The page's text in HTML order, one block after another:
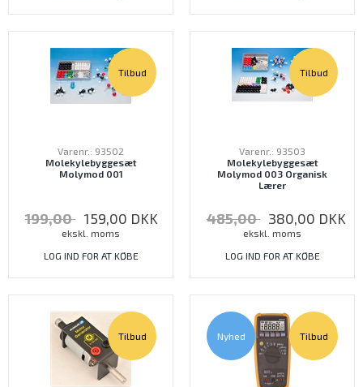
Tilbud
Varenr.: 93502
Molekylebyggesæt
Molymod 001
199,00 159,00 DKK
ekskl. moms
LOG IND FOR AT KØBE
Tilbud
Varenr.: 93503
Molekylebyggesæt
Molymod 003 Organisk
Lærer
485,00 380,00 DKK
ekskl. moms
LOG IND FOR AT KØBE
Tilbud Tilbud
Nyhed